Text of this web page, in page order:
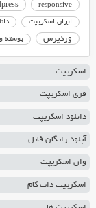
responsive
ایران اسکریپت
وردپرس پوسته
اسکریپت
فری اسکریپت
دانلود اسکریپت
آپلود رایگان فایل
وان اسکریپت
اسکریپت دات کام